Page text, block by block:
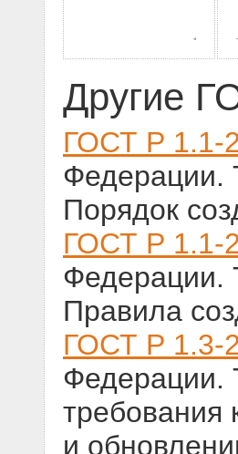
Другие
ГОСТ Р 1.1-
Федерации.
Порядок
ГОСТ Р 1.1-
Федерации.
Правила
ГОСТ Р 1.3-
Федерации.
и